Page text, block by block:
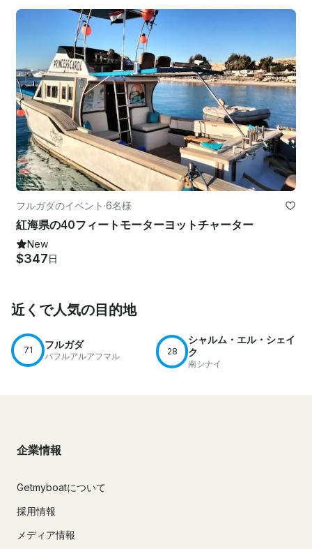
フルガダのイベント ·6名様
紅海県の40フィートモーターヨットチャーター
New
$347日
近くで人気の目的地
71 フルガダ
バフルアルアフマル 28
シャルム・エル・シェイ
ク
南シナイ
企業情報
Getmyboatについて
採用情報
メディア情報